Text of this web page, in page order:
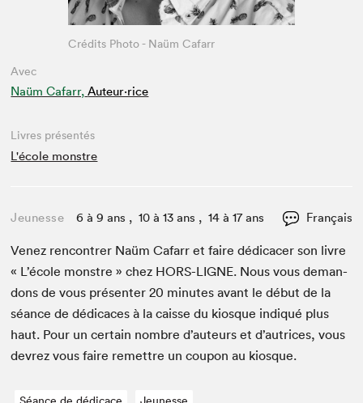
Avec
Naüm Cafarr, Auteur·rice
Crédits Photo - Naüm Cafarr
Livres présentés
L'école monstre
Jeunesse 6 à 9 ans , 10 à 13 ans , 14 à 17 ans Français
Venez ren­con­tr­er Naüm Cafarr et faire dédi­cac­er son livre
« L’é­cole mon­stre » chez HORS-LIGNE. Nous vous deman­
dons de vous présen­ter20 min­utes avant le début de la
séance de dédi­caces à la caisse du kiosque indiqué plus
haut. Pour un cer­tain nom­bre d’auteurs et d’autrices, vous
devrez vous faire remet­tre un coupon au kiosque.